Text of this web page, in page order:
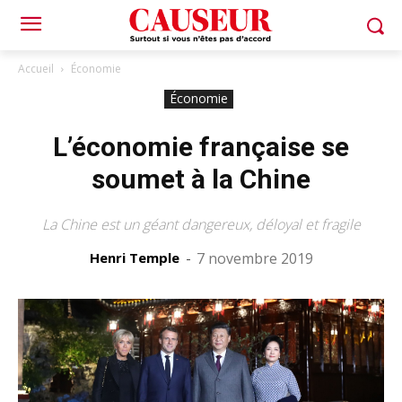
Accueil Économie
Économie
L’économie française se
soumet à la Chine
La Chine est un géant dangereux, déloyal et fragile
Henri Temple - 7 novembre 2019